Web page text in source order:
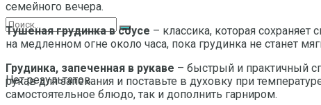
Нет результатов
семейного вечера.
Тушеная грудинка в соусе – классика, которая
на медленном огне около часа, пока грудинка не станет
Грудинка, запеченная в рукаве – быстрый и практичный
рукав для запекания и поставьте в духовку при
самостоятельное блюдо, так и дополнить гарниром.